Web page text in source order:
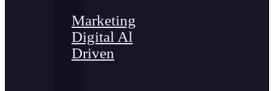
Marketing
Digital Al
Driven